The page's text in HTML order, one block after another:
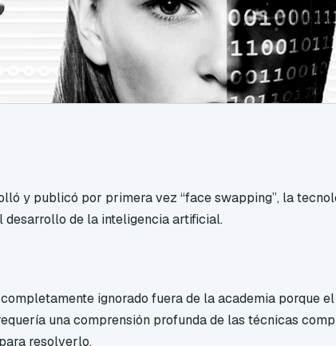
y publicó por primera vez “face swapping”, la
desarrollo de la inteligencia artificial.
ignorado fuera de la academia porque
una comprensión profunda de las técnicas
resolverlo.